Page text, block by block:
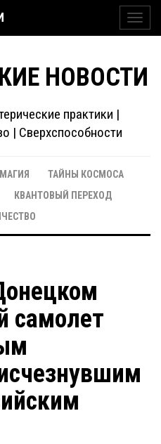
НОВОСТИ
практики |
| Сверхспособности
МАГИЯ
ТАЙНЫ КОСМОСА
КВАНТОВЫЙ ПЕРЕХОД
самолет